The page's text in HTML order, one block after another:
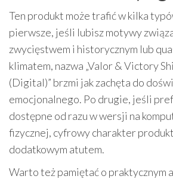
Ten produkt może trafić w kilka
pierwsze, jeśli lubisz motywy
zwycięstwem i historycznym lub
klimatem, nazwa „Valor & Victory
(Digital)” brzmi jak zachęta do
emocjonalnego. Po drugie, jeśli
dostępne od razu w wersji na
fizycznej, cyfrowy charakter
dodatkowym atutem.
Warto też pamiętać o praktycznym